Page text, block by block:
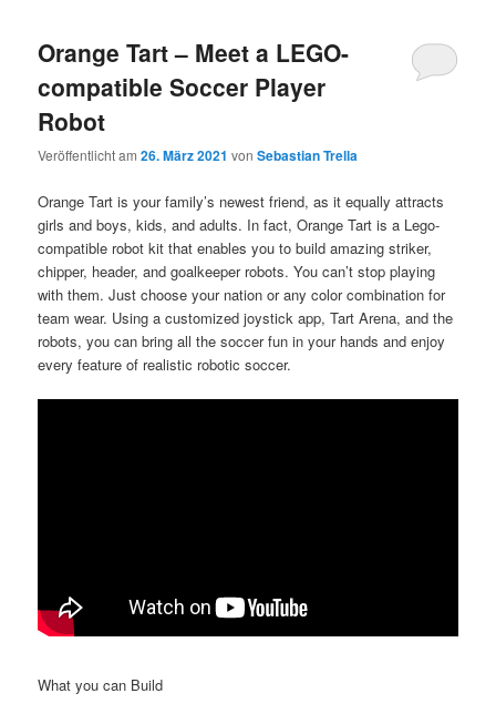
Orange Tart – Meet a LEGO-
compatible Soccer Player
Robot
Veröffentlicht am26. März 2021 vonSebastian Trella
Orange Tart is your family’s newest friend, as it equally attracts
girls and boys, kids, and adults. In fact, Orange Tart is a Lego-
compatible robot kit that enables you to build amazing striker,
chipper, header, and goalkeeper robots. You can’t stop playing
with them. Just choose your nation or any color combination for
team wear. Using a customized joystick app, Tart Arena, and the
robots, you can bring all the soccer fun in your hands and enjoy
every feature of realistic robotic soccer.
What you can Build